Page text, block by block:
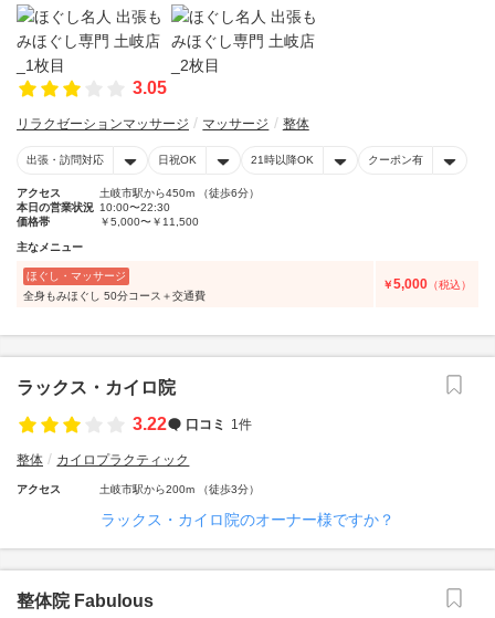
3.05
リラクゼーションマッサージ マッサージ 整体
出張・訪問対応 日祝OK 21時以降OK クーポン有
アクセス
土岐市駅から450m （徒歩6分）
本日の営業状況 10:00〜22:30
価格帯
￥5,000〜￥11,500
主なメニュー
ほぐし・マッサージ
全身もみほぐし 50分コース＋交通費
￥5,000 （税込）
ラックス・カイロ院
3.22
口コミ 1件
整体 カイロプラクティック
アクセス 土岐市駅から200m （徒歩3分）
ラックス・カイロ院のオーナー様ですか？
整体院 Fabulous